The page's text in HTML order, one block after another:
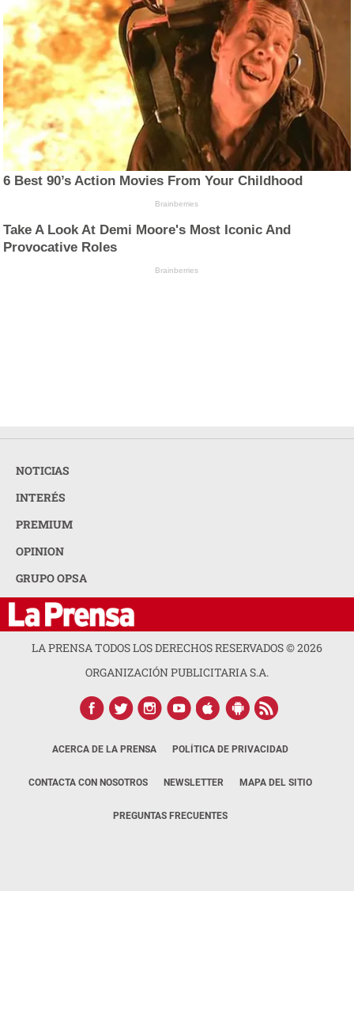
6 Best 90’s Action Movies From Your Childhood
Brainberries
Take A Look At Demi Moore's Most Iconic And
Provocative Roles
Brainberries
NOTICIAS
INTERÉS
PREMIUM
OPINION
GRUPO OPSA
LA PRENSA TODOS LOS DERECHOS RESERVADOS ©2026
ORGANIZACIÓN PUBLICITARIA S.A.
ACERCA DE LA PRENSA POLÍTICA DE PRIVACIDAD
CONTACTA CON NOSOTROS NEWSLETTER MAPA DEL SITIO
PREGUNTAS FRECUENTES